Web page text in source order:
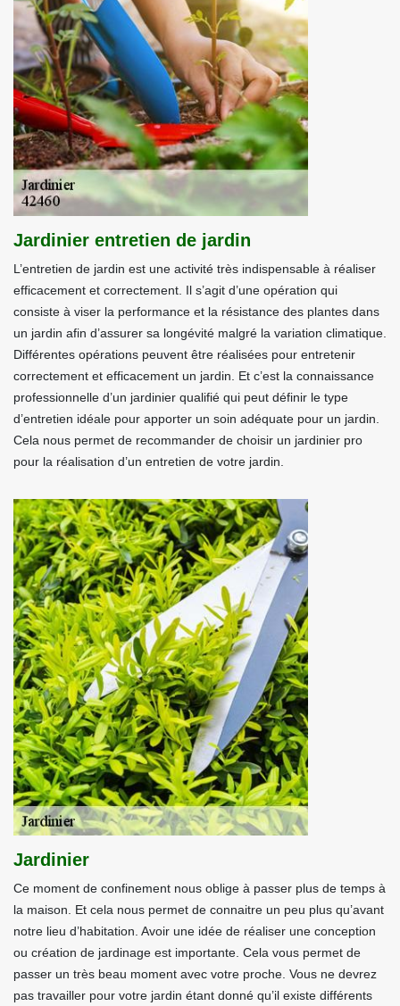
Jardinier entretien de jardin
L’entretien de jardin est une activité très indispensable à réaliser
efficacement et correctement. Il s’agit d’une opération qui
consiste à viser la performance et la résistance des plantes dans
un jardin afin d’assurer sa longévité malgré la variation climatique.
Différentes opérations peuvent être réalisées pour entretenir
correctement et efficacement un jardin. Et c’est la connaissance
professionnelle d’un jardinier qualifié qui peut définir le type
d’entretien idéale pour apporter un soin adéquate pour un jardin.
Cela nous permet de recommander de choisir un jardinier pro
pour la réalisation d’un entretien de votre jardin.
Jardinier
Ce moment de confinement nous oblige à passer plus de temps à
la maison. Et cela nous permet de connaitre un peu plus qu’avant
notre lieu d’habitation. Avoir une idée de réaliser une conception
ou création de jardinage est importante. Cela vous permet de
passer un très beau moment avec votre proche. Vous ne devrez
pas travailler pour votre jardin étant donné qu’il existe différents